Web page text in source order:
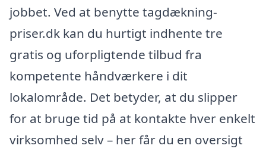
jobbet. Ved at benytte tagdækning-
priser.dk kan du hurtigt indhente tre
gratis og uforpligtende tilbud fra
kompetente håndværkere i dit
lokalområde. Det betyder, at du slipper
for at bruge tid på at kontakte hver enkelt
virksomhed selv – her får du en oversigt